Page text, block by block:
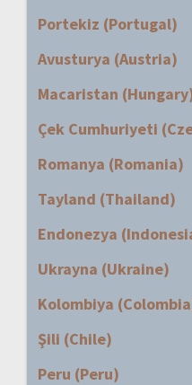
Portekiz (Portugal)
Avusturya (Austria)
Macaristan
Çek Cumhuriyeti
Romanya (Romania)
Tayland (Thailand)
Endonezya
Ukrayna (Ukraine)
Kolombiya
Şili (Chile)
Peru (Peru)